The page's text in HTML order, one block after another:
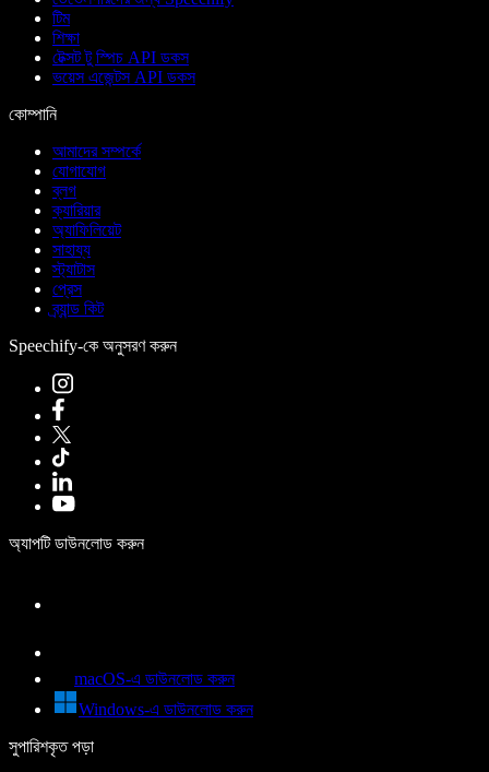
টিম
শিক্ষা
টেক্সট টু স্পিচ API ডকস
ভয়েস এজেন্টস API ডকস
কোম্পানি
আমাদের সম্পর্কে
যোগাযোগ
ব্লগ
ক্যারিয়ার
অ্যাফিলিয়েট
সাহায্য
স্ট্যাটাস
প্রেস
ব্র্যান্ড কিট
Speechify-কে অনুসরণ করুন
অ্যাপটি ডাউনলোড করুন
macOS-এ ডাউনলোড করুন
Windows-এ ডাউনলোড করুন
সুপারিশকৃত পড়া